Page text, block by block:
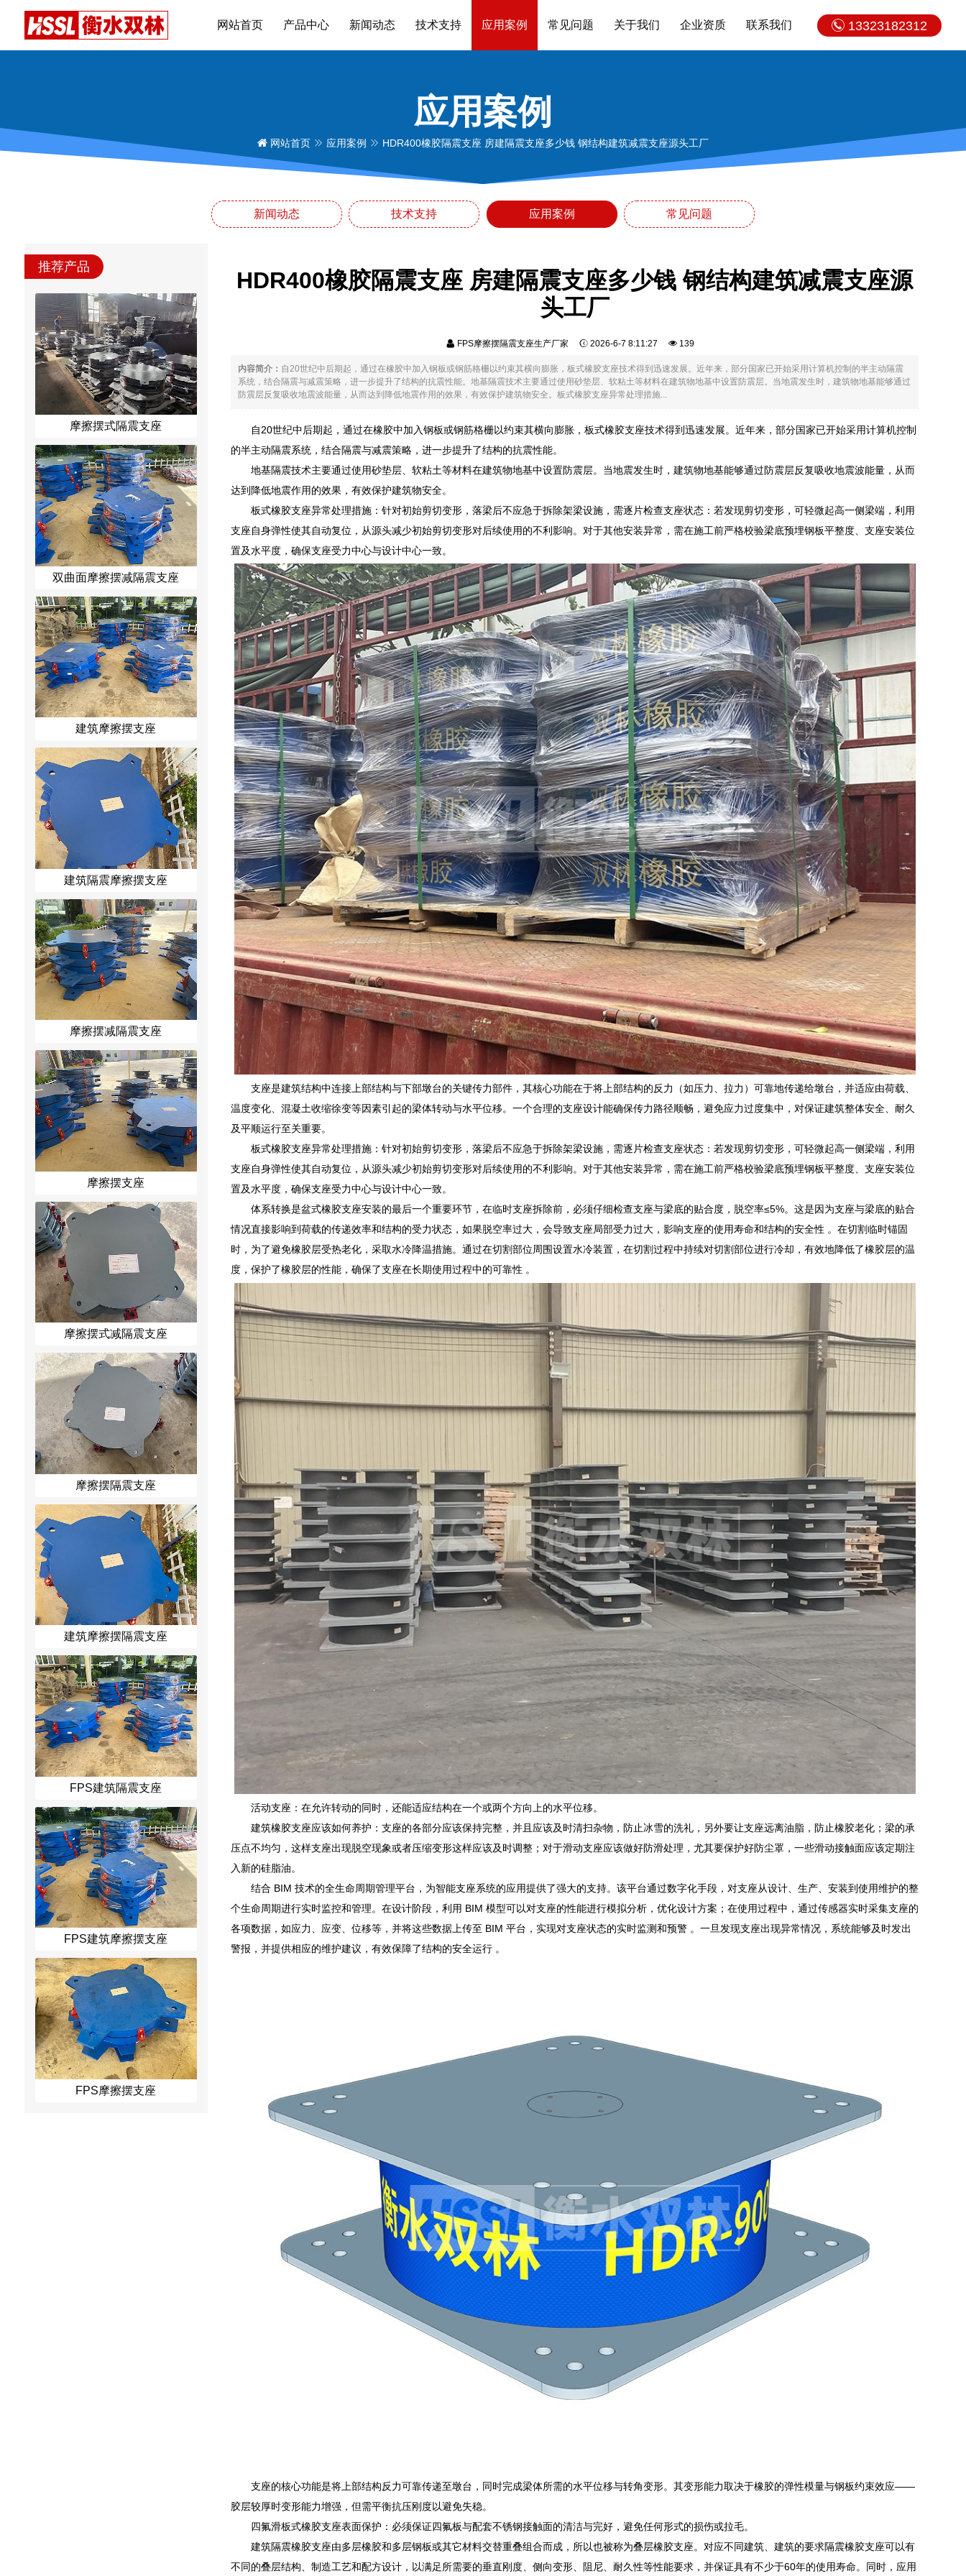
13323182312
网站首页 产品中心 新闻动态 技术支持 应用案例 常见问题 关于我们 企业资质 联系我们
应用案例
网站首页 应用案例 HDR400橡胶隔震支座 房建隔震支座多少钱 钢结构建筑减震支座源头工厂
新闻动态 技术支持 应用案例 常见问题
推荐产品
摩擦摆式隔震支座
双曲面摩擦摆减隔震支座
建筑摩擦摆支座
建筑隔震摩擦摆支座
摩擦摆减隔震支座
摩擦摆支座
摩擦摆式减隔震支座
摩擦摆隔震支座
建筑摩擦摆隔震支座
FPS建筑隔震支座
FPS建筑摩擦摆支座
FPS摩擦摆支座
HDR400橡胶隔震支座 房建隔震支座多少钱 钢结构建筑减震支座源
头工厂
FPS摩擦摆隔震支座生产厂家 2026-6-7 8:11:27 139
内容简介： 自20世纪中后期起，通过在橡胶中加入钢板或钢筋格栅以约束其横向膨胀，板式橡胶支座技术得到迅速发展。近年来，部分国家已开始采用计算机控制的半主动隔震
系统，结合隔震与减震策略，进一步提升了结构的抗震性能。地基隔震技术主要通过使用砂垫层、软粘土等材料在建筑物地基中设置防震层。当地震发生时，建筑物地基能够通过
防震层反复吸收地震波能量，从而达到降低地震作用的效果，有效保护建筑物安全。板式橡胶支座异常处理措施...
自20世纪中后期起，通过在橡胶中加入钢板或钢筋格栅以约束其横向膨胀，板式橡胶支座技术得到迅速发展。近年来，部分国家已开始采用计算机控制
的半主动隔震系统，结合隔震与减震策略，进一步提升了结构的抗震性能。
地基隔震技术主要通过使用砂垫层、软粘土等材料在建筑物地基中设置防震层。当地震发生时，建筑物地基能够通过防震层反复吸收地震波能量，从而
达到降低地震作用的效果，有效保护建筑物安全。
板式橡胶支座异常处理措施：针对初始剪切变形，落梁后不应急于拆除架梁设施，需逐片检查支座状态：若发现剪切变形，可轻微起高一侧梁端，利用
支座自身弹性使其自动复位，从源头减少初始剪切变形对后续使用的不利影响。对于其他安装异常，需在施工前严格校验梁底预埋钢板平整度、支座安装位
置及水平度，确保支座受力中心与设计中心一致。
支座是建筑结构中连接上部结构与下部墩台的关键传力部件，其核心功能在于将上部结构的反力（如压力、拉力）可靠地传递给墩台，并适应由荷载、
温度变化、混凝土收缩徐变等因素引起的梁体转动与水平位移。一个合理的支座设计能确保传力路径顺畅，避免应力过度集中，对保证建筑整体安全、耐久
及平顺运行至关重要。
板式橡胶支座异常处理措施：针对初始剪切变形，落梁后不应急于拆除架梁设施，需逐片检查支座状态：若发现剪切变形，可轻微起高一侧梁端，利用
支座自身弹性使其自动复位，从源头减少初始剪切变形对后续使用的不利影响。对于其他安装异常，需在施工前严格校验梁底预埋钢板平整度、支座安装位
置及水平度，确保支座受力中心与设计中心一致。
体系转换是盆式橡胶支座安装的最后一个重要环节，在临时支座拆除前，必须仔细检查支座与梁底的贴合度，脱空率≤5%。这是因为支座与梁底的贴合
情况直接影响到荷载的传递效率和结构的受力状态，如果脱空率过大，会导致支座局部受力过大，影响支座的使用寿命和结构的安全性 。在切割临时锚固
时，为了避免橡胶层受热老化，采取水冷降温措施。通过在切割部位周围设置水冷装置，在切割过程中持续对切割部位进行冷却，有效地降低了橡胶层的温
度，保护了橡胶层的性能，确保了支座在长期使用过程中的可靠性 。
活动支座：在允许转动的同时，还能适应结构在一个或两个方向上的水平位移。
建筑橡胶支座应该如何养护：支座的各部分应该保持完整，并且应该及时清扫杂物，防止冰雪的洗礼，另外要让支座远离油脂，防止橡胶老化；梁的承
压点不均匀，这样支座出现脱空现象或者压缩变形这样应该及时调整；对于滑动支座应该做好防滑处理，尤其要保护好防尘罩，一些滑动接触面应该定期注
入新的硅脂油。
结合 BIM 技术的全生命周期管理平台，为智能支座系统的应用提供了强大的支持。该平台通过数字化手段，对支座从设计、生产、安装到使用维护的整
个生命周期进行实时监控和管理。在设计阶段，利用 BIM 模型可以对支座的性能进行模拟分析，优化设计方案；在使用过程中，通过传感器实时采集支座的
各项数据，如应力、应变、位移等，并将这些数据上传至 BIM 平台，实现对支座状态的实时监测和预警 。一旦发现支座出现异常情况，系统能够及时发出
警报，并提供相应的维护建议，有效保障了结构的安全运行 。
支座的核心功能是将上部结构反力可靠传递至墩台，同时完成梁体所需的水平位移与转角变形。其变形能力取决于橡胶的弹性模量与钢板约束效应——
胶层较厚时变形能力增强，但需平衡抗压刚度以避免失稳。
四氟滑板式橡胶支座表面保护：必须保证四氟板与配套不锈钢接触面的清洁与完好，避免任何形式的损伤或拉毛。
建筑隔震橡胶支座由多层橡胶和多层钢板或其它材料交替重叠组合而成，所以也被称为叠层橡胶支座。对应不同建筑、建筑的要求隔震橡胶支座可以有
不同的叠层结构、制造工艺和配方设计，以满足所需要的垂直刚度、侧向变形、阻尼、耐久性等性能要求，并保证具有不少于60年的使用寿命。同时，应用